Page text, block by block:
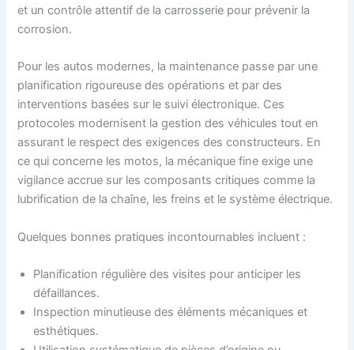
et un contrôle attentif de la carrosserie pour prévenir la
corrosion.
Pour les autos modernes, la maintenance passe par une
planification rigoureuse des opérations et par des
interventions basées sur le suivi électronique. Ces
protocoles modernisent la gestion des véhicules tout en
assurant le respect des exigences des constructeurs. En
ce qui concerne les motos, la mécanique fine exige une
vigilance accrue sur les composants critiques comme la
lubrification de la chaîne, les freins et le système électrique.
Quelques bonnes pratiques incontournables incluent :
Planification régulière des visites pour anticiper les
défaillances.
Inspection minutieuse des éléments mécaniques et
esthétiques.